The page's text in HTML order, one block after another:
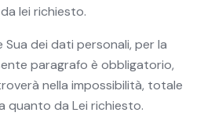
lei richiesto.
dei dati personali, per la
paragrafo è obbligatorio,
nella impossibilità, totale
quanto da Lei richiesto.